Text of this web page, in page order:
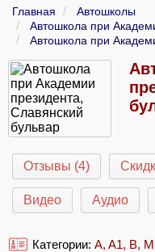
Главная
Автошколы
Автошкола при
Автошкола при
Отзывы (4)
Видео Аудио
Категории: A, A1, B, M